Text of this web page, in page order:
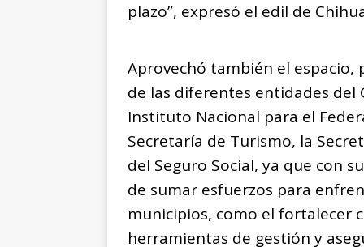
plazo”, expresó el edil de
Aprovechó también el espacio,
de las diferentes entidades del
Instituto Nacional para el
Secretaría de Turismo, la
del Seguro Social, ya que con
de sumar esfuerzos para
municipios, como el fortalecer
herramientas de gestión y